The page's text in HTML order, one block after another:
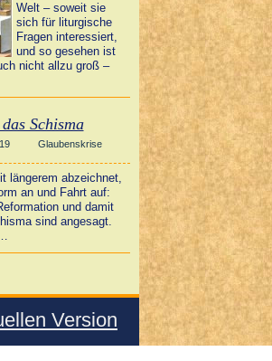
Welt – soweit sie
sich für liturgische
Fragen interessiert,
und so gesehen ist
nicht allzu groß –
Schisma
Glaubenskrise
längerem abzeichnet,
an und Fahrt auf:
und damit
sind angesagt.
Version